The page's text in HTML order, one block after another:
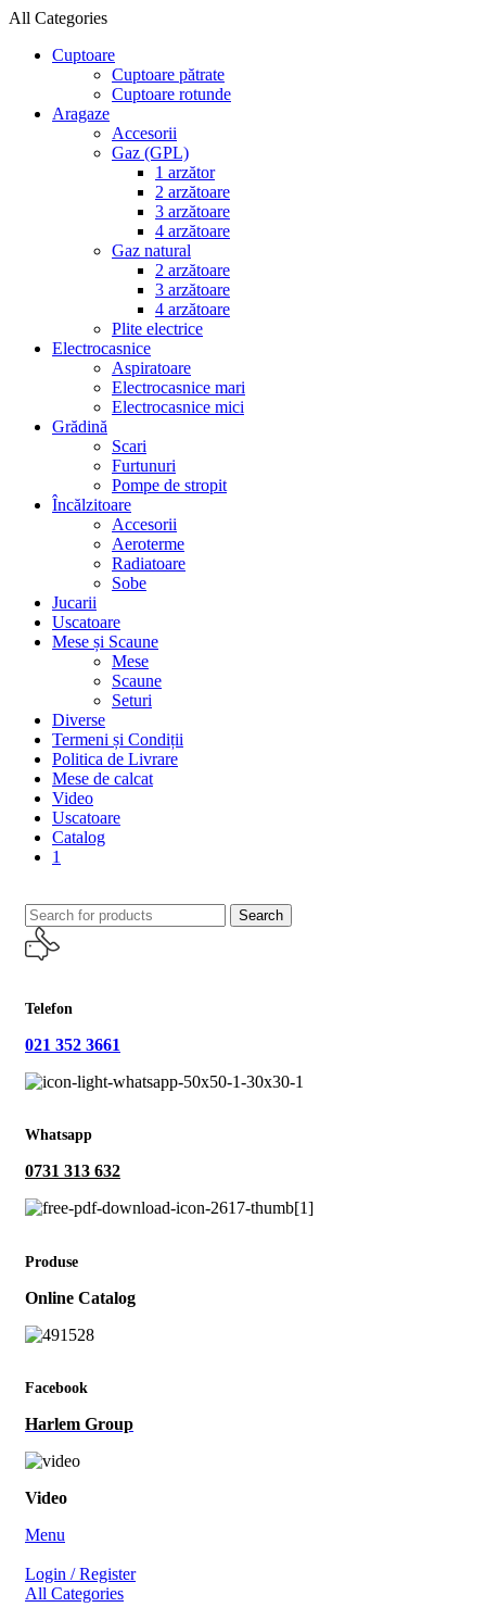
All Categories
Cuptoare
Cuptoare pătrate
Cuptoare rotunde
Aragaze
Accesorii
Gaz (GPL)
1 arzător
2 arzătoare
3 arzătoare
4 arzătoare
Gaz natural
2 arzătoare
3 arzătoare
4 arzătoare
Plite electrice
Electrocasnice
Aspiratoare
Electrocasnice mari
Electrocasnice mici
Grădină
Scari
Furtunuri
Pompe de stropit
Încălzitoare
Accesorii
Aeroterme
Radiatoare
Sobe
Jucarii
Uscatoare
Mese și Scaune
Mese
Scaune
Seturi
Diverse
Termeni și Condiții
Politica de Livrare
Mese de calcat
Video
Uscatoare
Catalog
1
Search
Telefon
021 352 3661
Whatsapp
0731 313 632
Produse
Online Catalog
Facebook
Harlem Group
Video
Menu
Login / Register
All Categories